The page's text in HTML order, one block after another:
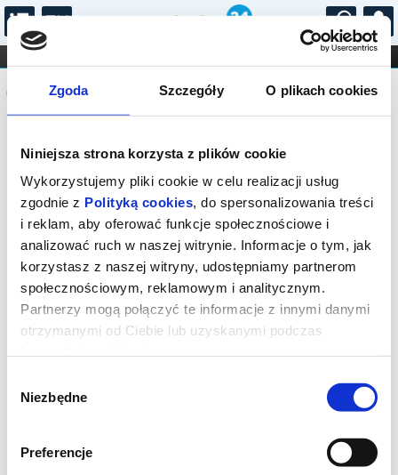
Zgoda Szczegóły O plikach cookies
Niniejsza strona korzysta z plików cookie
Wykorzystujemy pliki cookie w celu realizacji usług
zgodnie z Polityką cookies, do spersonalizowania treści
i reklam, aby oferować funkcje społecznościowe i
analizować ruch w naszej witrynie. Informacje o tym, jak
korzystasz z naszej witryny, udostępniamy partnerom
społecznościowym, reklamowym i analitycznym.
Partnerzy mogą połączyć te informacje z innymi danymi
otrzymanymi od Ciebie lub uzyskanymi podczas
zgody
Niezbędne
Preferencje
...
FILHARMONIA OPERA I BALET
STAND-UP
DLA DZIECI
Komunikat
Sprzedaż on-line została zakończona,
sprawdź dostępność biletów w kasie.